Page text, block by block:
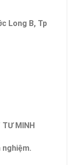
Long B, Tp
TƯ MINH